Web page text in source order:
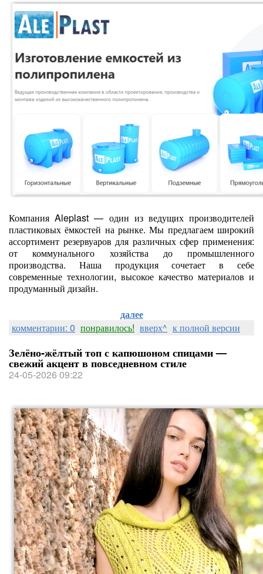
Компания Aleplast — один из ведущих производителей
пластиковых ёмкостей на рынке. Мы предлагаем широкий
ассортимент резервуаров для различных сфер применения:
от коммунального хозяйства до промышленного
производства. Наша продукция сочетает в себе
современные технологии, высокое качество материалов и
продуманный дизайн.
далее
комментарии: 0 понравилось! вверх^ к полной версии
Зелёно‑жёлтый топ с капюшоном спицами —
свежий акцент в повседневном стиле
24-05-2026 09:22